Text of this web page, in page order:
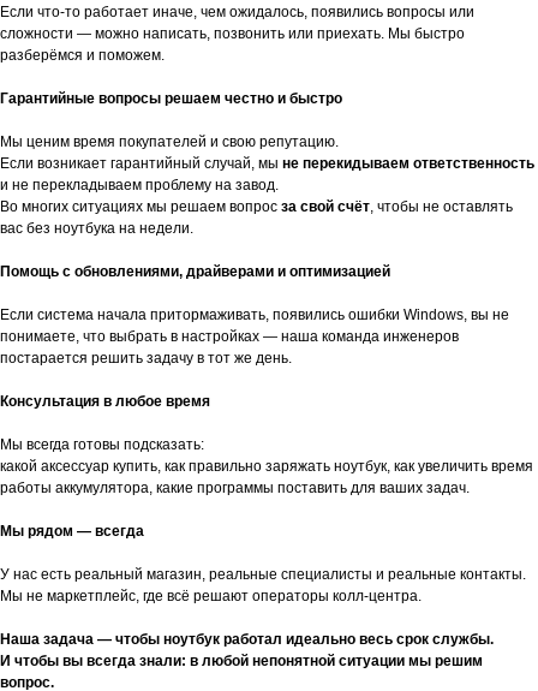
Если что-то работает иначе, чем ожидалось, появились вопросы или
сложности — можно написать, позвонить или приехать. Мы быстро
разберёмся и поможем.
Гарантийные вопросы решаем честно и быстро
Мы ценим время покупателей и свою репутацию.
Если возникает гарантийный случай, мы не перекидываем ответственность
и не перекладываем проблему на завод.
Во многих ситуациях мы решаем вопрос за свой счёт, чтобы не оставлять
вас без ноутбука на недели.
Помощь с обновлениями, драйверами и оптимизацией
Если система начала притормаживать, появились ошибки Windows, вы не
понимаете, что выбрать в настройках — наша команда инженеров
постарается решить задачу в тот же день.
Консультация в любое время
Мы всегда готовы подсказать:
какой аксессуар купить, как правильно заряжать ноутбук, как увеличить время
работы аккумулятора, какие программы поставить для ваших задач.
Мы рядом — всегда
У нас есть реальный магазин, реальные специалисты и реальные контакты.
Мы не маркетплейс, где всё решают операторы колл-центра.
Наша задача — чтобы ноутбук работал идеально весь срок службы.
И чтобы вы всегда знали: в любой непонятной ситуации мы решим
вопрос.